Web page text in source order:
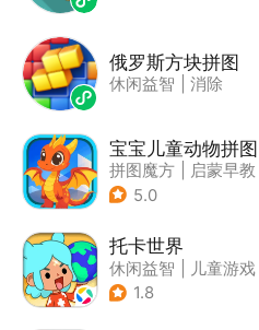
俄罗斯方块拼图
休闲益智 消除
宝宝儿童动物拼图
拼图魔方
启蒙早教
5.0
托卡世界
休闲益智
儿童游戏
1.8